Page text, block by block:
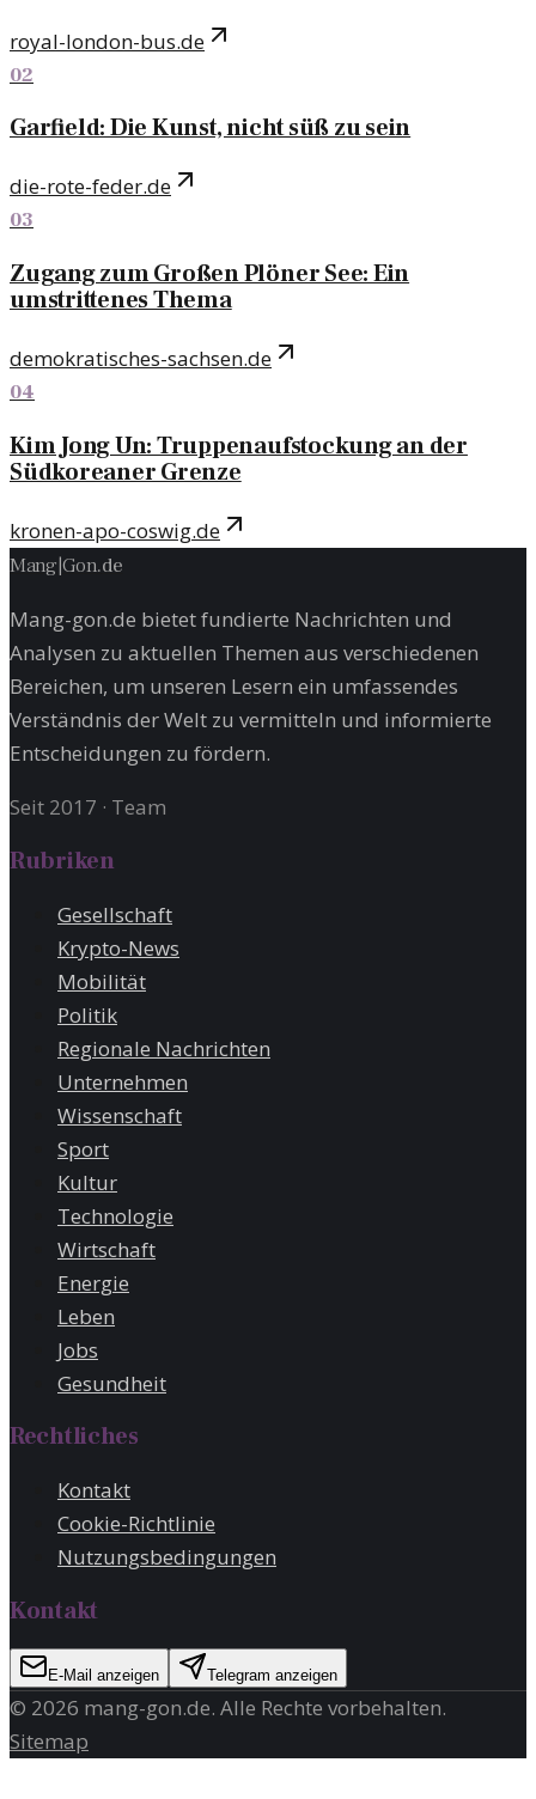
royal-london-bus.de
02
Garfield: Die Kunst, nicht süß zu sein
die-rote-feder.de
03
Zugang zum Großen Plöner See: Ein
umstrittenes Thema
demokratisches-sachsen.de
04
Kim Jong Un: Truppenaufstockung an der
Südkoreaner Grenze
kronen-apo-coswig.de
Mang|Gon.de
Mang-gon.de bietet fundierte Nachrichten und
Analysen zu aktuellen Themen aus verschiedenen
Bereichen, um unseren Lesern ein umfassendes
Verständnis der Welt zu vermitteln und informierte
Entscheidungen zu fördern.
Seit 2017 · Team
Rubriken
Gesellschaft
Krypto-News
Mobilität
Politik
Regionale Nachrichten
Unternehmen
Wissenschaft
Sport
Kultur
Technologie
Wirtschaft
Energie
Leben
Jobs
Gesundheit
Rechtliches
Kontakt
Cookie-Richtlinie
Nutzungsbedingungen
Kontakt
E-Mail anzeigen Telegram anzeigen
© 2026 mang-gon.de. Alle Rechte vorbehalten.
Sitemap